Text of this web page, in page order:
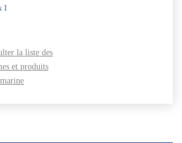
1
la liste des
et produits